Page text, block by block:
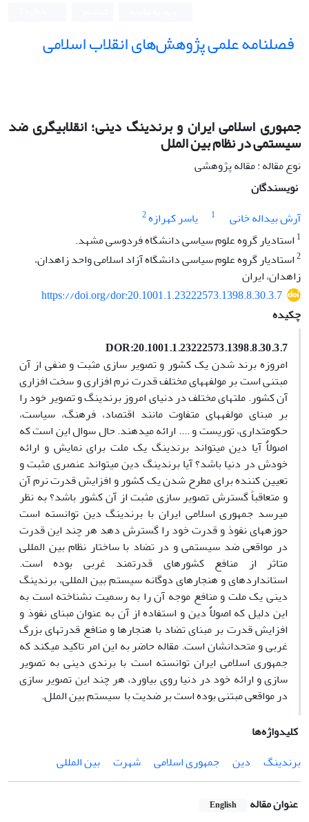
فصلنامه علمی پژوهش‌های انقلاب اسلامی
جمهوری اسلامی ایران و برندینگ دینی؛ انقلابیگری ضد
سیستمی در نظام بین الملل
نوع مقاله : مقاله پژوهشی
نویسندگان
آرش بیداله خانی
1 یاسر کهرازه2
1 استادیار گروه علوم سیاسی دانشگاه فردوسی مشهد.
2استادیار گروه علوم سیاسی دانشگاه آزاد اسلامی واحد زاهدان،
زاهدان، ایران
https://doi.org/dor:20.1001.1.23222573.1398.8.30.3.7
چکیده
DOR:20.1001.1.23222573.1398.8.30.3.7
امروزه برند شدن یک کشور و تصویر سازی مثبت و منفی از آن
مبتنی است بر مولفه­های مختلف قدرت نرم افزاری و سخت افزاری
آن کشور. ملت­های مختلف در دنیای امروز برندینگ و تصویر خود را
بر مبنای مولفه­های متفاوت مانند اقتصاد، فرهنگ، سیاست،
حکومتداری، توریست و .... ارائه می­دهند. حال سوال این است که
اصولاٌ آیا دین می­تواند برندینگ یک ملت برای نمایش و ارائه
خودش در دنیا باشد؟ آیا برندینگ دین می­تواند عنصری مثبت و
تعیین کننده برای مطرح شدن یک کشور و افزایش قدرت نرم آن
و متعاقباً گسترش تصویر سازی مثبت از آن کشور باشد؟ به نظر
می­رسد جمهوری اسلامی ایران با برندینگ دین توانسته است
حوزه­های نفوذ و قدرت خود را گسترش دهد هر چند این قدرت
در مواقعی ضد سیستمی و در تضاد با ساختار نظام بین المللی
متاثر از منافع کشورهای قدرتمند غربی بوده است.
استانداردهای و هنجارهای دوگانه سیستم بین المللی، برندینگ
دینی یک ملت و منافع موجه آن را به رسمیت نشناخته است به
این دلیل که اصولاٌ دین و استفاده از آن به عنوان مبنای نفوذ و
افزایش قدرت بر مبنای تضاد با هنجارها و منافع قدرت­های بزرگ
غربی و متحدانشان است. مقاله حاضر به این امر تاکید می­کند که
جمهوری اسلامی ایران توانسته است با برندی دینی به تصویر
سازی و ارائه خود در دنیا روی بیاورد، هر چند این تصویر سازی
در مواقعی مبتنی بوده است بر ضدیت با سیستم بین الملل.
کلیدواژه‌ها
برندینگ
دین جمهوری اسلامی شهرت بین المللی
عنوان مقاله English